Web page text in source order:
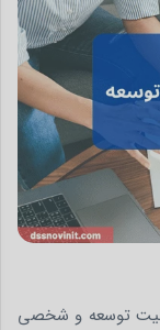
توسعه و شخصی